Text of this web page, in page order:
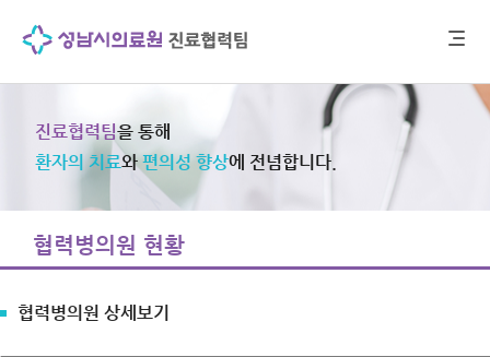
진료협력팀을 통해
환자의 치료와편의성 향상에 전념합니다.
협력병의원 현황
협력병의원 상세보기